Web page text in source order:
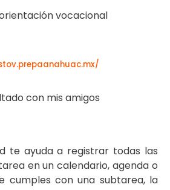
vocacional
con mis amigos
te ayuda a registrar todas las
en un calendario, agenda o
cumples con una subtarea, la